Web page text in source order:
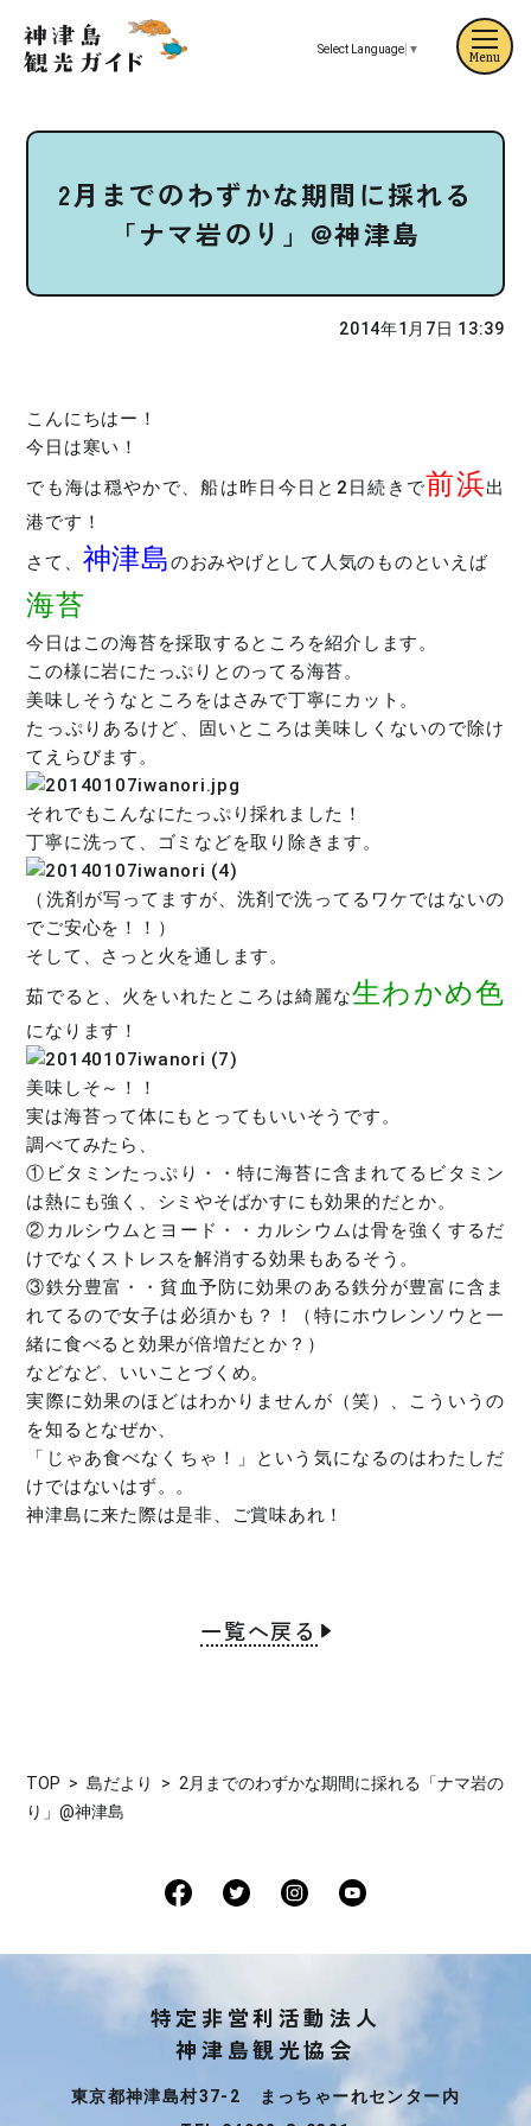
Select Language ▼
2月までのわずかな期間に採れる
「ナマ岩のり」@神津島
2014年1月7日 13:39
こんにちはー！
今日は寒い！
でも海は穏やかで、船は昨日今日と2日続きで前浜出
港です！
さて、 神津島のおみやげとして人気のものといえば
海苔
今日はこの海苔を採取するところを紹介します。
この様に岩にたっぷりとのってる海苔。
美味しそうなところをはさみで丁寧にカット。
たっぷりあるけど、固いところは美味しくないので除け
てえらびます。
それでもこんなにたっぷり採れました！
丁寧に洗って、ゴミなどを取り除きます。
（洗剤が写ってますが、洗剤で洗ってるワケではないの
でご安心を！！）
そして、さっと火を通します。
茹でると、火をいれたところは綺麗な生わかめ色
になります！
美味しそ～！！
実は海苔って体にもとってもいいそうです。
調べてみたら、
①ビタミンたっぷり・・特に海苔に含まれてるビタミン
は熱にも強く、シミやそばかすにも効果的だとか。
②カルシウムとヨード・・カルシウムは骨を強くするだ
けでなくストレスを解消する効果もあるそう。
③鉄分豊富・・貧血予防に効果のある鉄分が豊富に含ま
れてるので女子は必須かも？！（特にホウレンソウと一
緒に食べると効果が倍増だとか？）
などなど、いいことづくめ。
実際に効果のほどはわかりませんが（笑）、こういうの
を知るとなぜか、
「じゃあ食べなくちゃ！」という気になるのはわたしだ
けではないはず。。
神津島に来た際は是非、ご賞味あれ！
一覧へ戻る
TOP 島だより
2月までのわずかな期間に採れる「ナマ岩の
り」@神津島
特定非営利活動法人
神津島観光協会
東京都神津島村37-2 まっちゃーれセンター内
Menu